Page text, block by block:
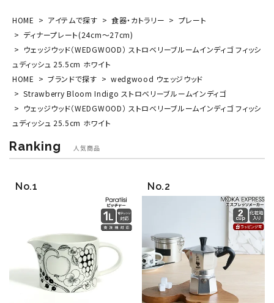
HOME アイテムで探す 食器・カトラリー
プレート
ディナープレート(24cm～27cm)
ウェッジウッド（WEDGWOOD） ストロベリーブルームインディゴ フィッシ
ュディッシュ 25.5cm ホワイト
HOME
ブランドで探す
wedgwood ウェッジウッド
Strawberry Bloom Indigo ストロベリーブルームインディゴ
ウェッジウッド（WEDGWOOD） ストロベリーブルームインディゴ フィッシ
ュディッシュ 25.5cm ホワイト
Ranking 人気商品